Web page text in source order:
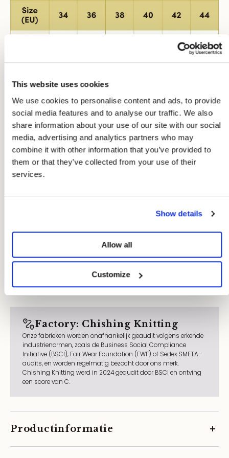
This website uses cookies
We use cookies to personalise content and ads, to provide
social media features and to analyse our traffic. We also
share information about your use of our site with our social
media, advertising and analytics partners who may
combine it with other information that you’ve provided to
them or that they’ve collected from your use of their
services.
Show details
Allow all
Customize
Size Conversion:
Factory: Chishing Knitting
Onze fabrieken worden onafhankelijk geaudit volgens erkende
industrienormen, zoals de Business Social Compliance
Initiative (BSCI), Fair Wear Foundation (FWF) of Sedex SMETA-
audits, en worden regelmatig bezocht door ons merk.
Chishing Knitting werd in 2024 geaudit door BSCI en ontving
een score van C.
Productinformatie